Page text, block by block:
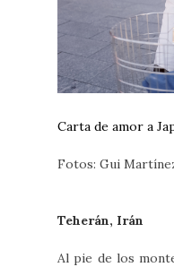
Carta de amor a
Fotos: Gui
Teherán, Irán
Al pie de los